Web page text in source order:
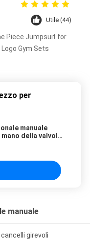
Utile (44)
Piece Jumpsuit for
Gym Sets
per
manuale
della valvola
manuale
girevoli